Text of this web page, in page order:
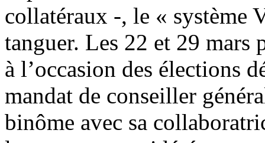
collatéraux -, le « système
tanguer. Les 22 et 29
à l’occasion des élections
mandat de conseiller
binôme avec sa